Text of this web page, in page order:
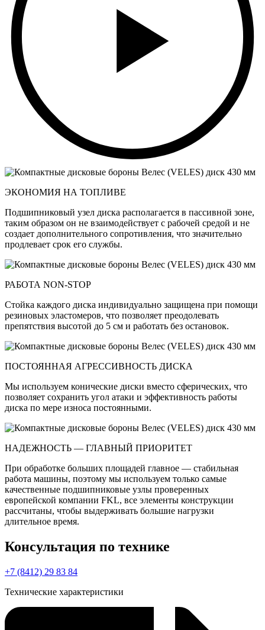
ЭКОНОМИЯ НА ТОПЛИВЕ
Подшипниковый узел диска располагается в пассивной зоне,
таким образом он не взаимодействует с рабочей средой и не
создает дополнительного сопротивления, что значительно
продлевает срок его службы.
РАБОТА NON-STOP
Стойка каждого диска индивидуально защищена при помощи
резиновых эластомеров, что позволяет преодолевать
препятствия высотой до 5 см и работать без остановок.
ПОСТОЯННАЯ АГРЕССИВНОСТЬ ДИСКА
Мы используем конические диски вместо сферических, что
позволяет сохранить угол атаки и эффективность работы
диска по мере износа постоянными.
НАДЕЖНОСТЬ — ГЛАВНЫЙ ПРИОРИТЕТ
При обработке больших площадей главное — стабильная
работа машины, поэтому мы используем только самые
качественные подшипниковые узлы проверенных
европейской компании FKL, все элементы конструкции
рассчитаны, чтобы выдерживать большие нагрузки
длительное время.
Консультация по технике
+7 (8412) 29 83 84
Технические характеристики